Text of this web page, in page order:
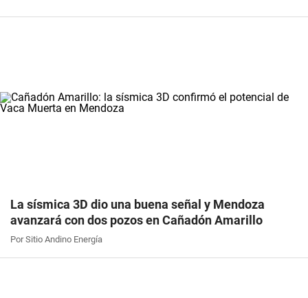
La sísmica 3D dio una buena señal y Mendoza
avanzará con dos pozos en Cañadón Amarillo
Por Sitio Andino Energía